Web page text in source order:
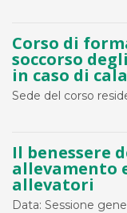
Corso di
soccorso
in caso di
Sede del corso
Il benessere
allevamento
allevatori
Data: Sessione